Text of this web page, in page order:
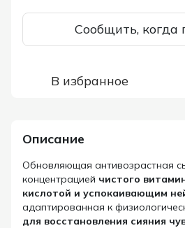
Сообщить, когда
В избранное
Описание
Обновляющая антивозрастная
концентрацией чистого
кислотой и успокаивающим
адаптированная к
для восстановления сияния